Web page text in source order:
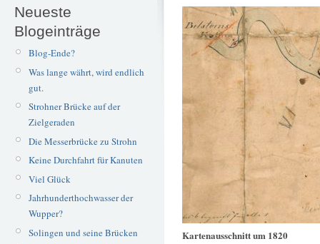
Neueste
Blogeinträge
Blog-Ende?
Was lange währt, wird endlich
gut.
Strohner Brücke auf der
Zielgeraden
Die Messerbrücke zu Strohn
Keine Durchfahrt für Kanuten
Viel Glück
Jahrhunderthochwasser der
Wupper?
Solingen und seine Brücken
Kartenausschnitt um 1820